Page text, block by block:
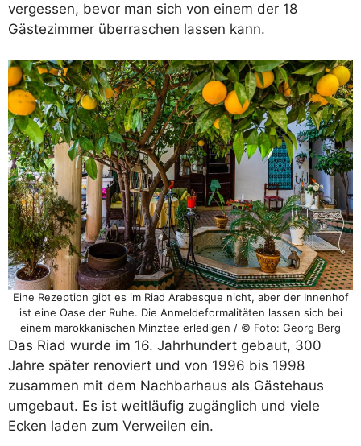
vergessen, bevor man sich von einem der 18
Gästezimmer überraschen lassen kann.
Eine Rezeption gibt es im Riad Arabesque nicht, aber der Innenhof
ist eine Oase der Ruhe. Die Anmeldeformalitäten lassen sich bei
einem marokkanischen Minztee erledigen / © Foto: Georg Berg
Das Riad wurde im 16. Jahrhundert gebaut, 300
Jahre später renoviert und von 1996 bis 1998
zusammen mit dem Nachbarhaus als Gästehaus
umgebaut. Es ist weitläufig zugänglich und viele
Ecken laden zum Verweilen ein.